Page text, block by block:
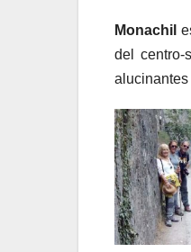
Monachil
del